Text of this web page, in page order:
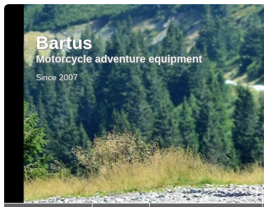
Bartus
Motorcycle adventure equipment
Since 2007